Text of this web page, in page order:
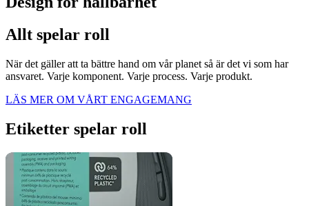
Allt spelar roll
När det gäller att ta bättre hand om vår planet så är det vi som har
ansvaret. Varje komponent. Varje process. Varje produkt.
LÄS MER OM VÅRT ENGAGEMANG
Etiketter spelar roll